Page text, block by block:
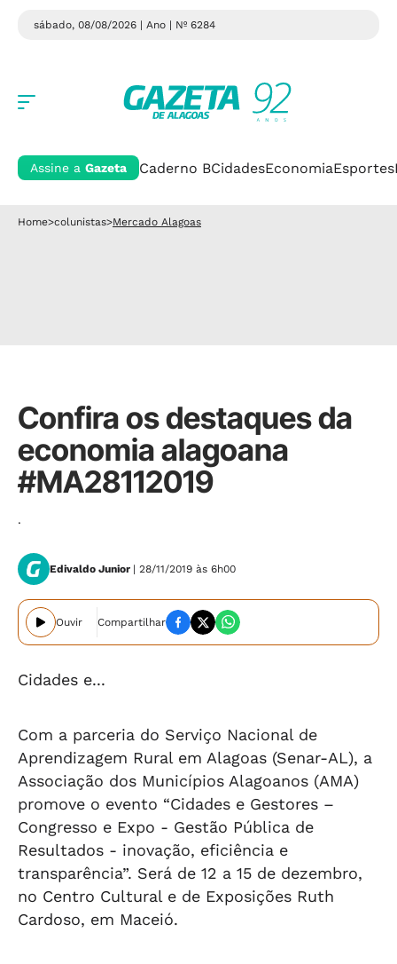
sábado, 08/08/2026 | Ano | Nº 6284
Assine a Gazeta Caderno BCidadesEconomiaEsportes
Home>colunistas>Mercado Alagoas
Confira os destaques da
economia alagoana
#MA28112019
.
Edivaldo Junior | 28/11/2019 às 6h00
Ouvir Compartilhar
Cidades e...
Com a parceria do Serviço Nacional de
Aprendizagem Rural em Alagoas (Senar-AL), a
Associação dos Municípios Alagoanos (AMA)
promove o evento “Cidades e Gestores –
Congresso e Expo - Gestão Pública de
Resultados - inovação, eficiência e
transparência”. Será de 12 a 15 de dezembro,
no Centro Cultural e de Exposições Ruth
Cardoso, em Maceió.